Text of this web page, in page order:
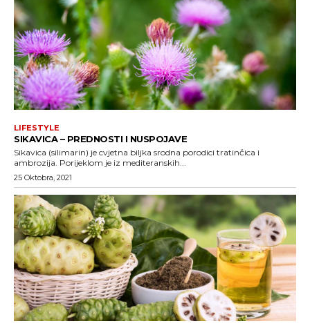
LIFESTYLE
SIKAVICA – PREDNOSTI I NUSPOJAVE
Sikavica (silimarin) je cvjetna biljka srodna porodici tratinčica i
ambrozija. Porijeklom je iz mediteranskih...
25 Oktobra, 2021